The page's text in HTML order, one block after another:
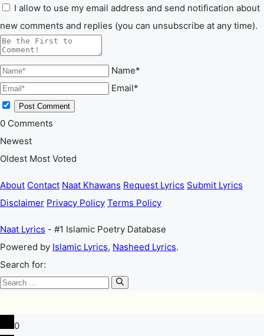
I allow to use my email address and send notification about
new comments and replies (you can unsubscribe at any time).
Name*
Email*
0 Comments
Newest
Oldest Most Voted
About Contact Naat Khawans Request Lyrics Submit Lyrics
Disclaimer Privacy Policy Terms Policy
Naat Lyrics - #1 Islamic Poetry Database
Powered by Islamic Lyrics, Nasheed Lyrics.
Search for:
0